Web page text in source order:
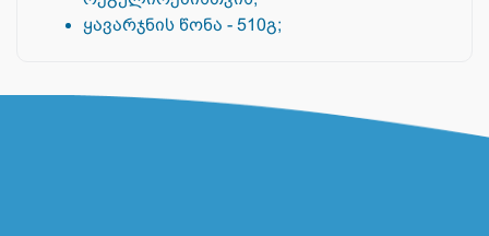
ყავარჯნის წონა - 510გ;